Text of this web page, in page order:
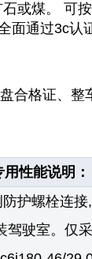
或煤。 可
面通过3c认
合格证、
性能说明：
护螺栓连
驶室。仅